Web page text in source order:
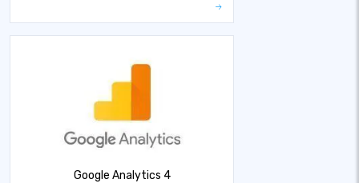
Google Analytics 4